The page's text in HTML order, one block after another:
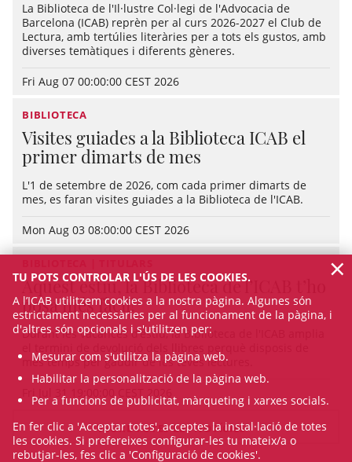
La Biblioteca de l'Il·lustre Col·legi de l'Advocacia de
Barcelona (ICAB) reprèn per al curs 2026-2027 el Club de
Lectura, amb tertúlies literàries per a tots els gustos, amb
diverses temàtiques i diferents gèneres.
Fri Aug 07 00:00:00 CEST 2026
BIBLIOTECA
Visites guiades a la Biblioteca ICAB el
primer dimarts de mes
L'1 de setembre de 2026, com cada primer dimarts de
mes, es faran visites guiades a la Biblioteca de l'ICAB.
Mon Aug 03 08:00:00 CEST 2026
Aquest estiu, la Biblioteca de l’ICAB t’ho
posa més fàcil!
Durant les vacances d’estiu, la Biblioteca de l'ICAB amplia
més temps per gaudir de les teves lectures.
Fri Jul 31 19:00:00 CEST 2026
VEURE TOTES LES NOTÍCIES
TU POTS CONTROLAR L'ÚS DE LES COOKIES.
A l’ICAB utilitzem cookies a la nostra pàgina. Algunes són
estrictament necessàries per al funcionament de la pàgina, i
d'altres són opcionals i s'utilitzen per:
Mesurar com s'utilitza la pàgina web.
Habilitar la personalització de la pàgina web.
Per a funcions de publicitat, màrqueting i xarxes socials.
En fer clic a 'Acceptar totes', acceptes la instal·lació de totes
les cookies. Si prefereixes configurar-les tu mateix/a o
rebutjar-les, fes clic a 'Configuració de cookies'.
×